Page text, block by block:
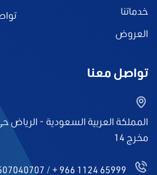
خدماتنا
العروض
تواصل معنا
المملكة العربية السعودية - الرياض
مخرج 14
+ 966 1124 65999
/